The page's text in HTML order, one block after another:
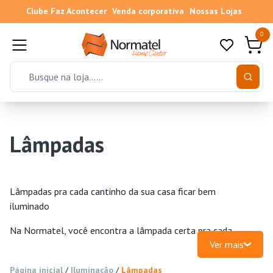
Clube Faz Acontecer Venda corporativa Nossas Lojas
0
Lâmpadas
Lâmpadas pra cada cantinho da sua casa ficar bem
iluminado
Na Normatel, você encontra a lâmpada certa pra cada
ambiente, com eficiência, economia e durabilidade. Em
Fortaleza, no Cariri e em todo o Ceará, temos uma
Ver mais
Página inicial / Iluminação / Lâmpadas